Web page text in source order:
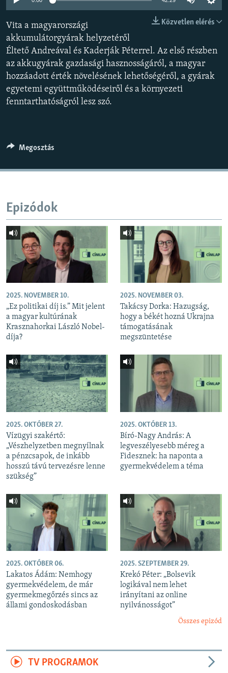
EURÓPAI UNIÓ
VILÁG
KLÍMAVÁLTOZÁS
A MÚLT TANULSÁGAI
KÖVESSEN MINKET!
Közvetlen elérés
Vita a magyarországi
akkumulátorgyárak helyzetéről
Éltető Andreával és Kaderják Péterrel. Az első részben
az akkugyárak gazdasági hasznosságáról, a magyar
hozzáadott érték növelésének lehetőségéről, a gyárak
egyetemi együttműködéseiről és a környezeti
fenntarthatóságról lesz szó.
Megosztás
Epizódok
2025. NOVEMBER 10.
„Ez politikai díj is.” Mit jelent
a magyar kultúrának
Krasznahorkai László Nobel-
díja?
2025. NOVEMBER 03.
Takácsy Dorka: Hazugság,
hogy a békét hozná Ukrajna
támogatásának
megszüntetése
2025. OKTÓBER 27.
Vízügyi szakértő:
„Vészhelyzetben megnyílnak
a pénzcsapok, de inkább
hosszú távú tervezésre lenne
szükség”
2025. OKTÓBER 13.
Bíró-Nagy András: A
legveszélyesebb méreg a
Fidesznek: ha naponta a
gyermekvédelem a téma
2025. OKTÓBER 06.
Lakatos Ádám: Nemhogy
gyermekvédelem, de már
gyermekmegőrzés sincs az
állami gondoskodásban
2025. SZEPTEMBER 29.
Krekó Péter: „Bolsevik
logikával nem lehet
irányítani az online
nyilvánosságot”
Összes epizód
TV PROGRAMOK